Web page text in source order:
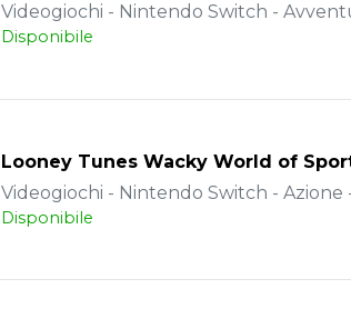
Videogiochi - Nintendo Switch -
Disponibile
Looney Tunes Wacky World of
Videogiochi - Nintendo Switch - Azione
Disponibile